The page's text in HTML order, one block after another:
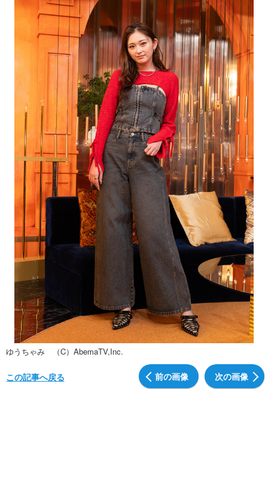
ゆうちゃみ （C）AbemaTV,Inc.
前の画像 次の画像
この記事へ戻る